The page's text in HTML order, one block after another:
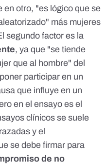
en otro, "es lógico que se
más mujeres
segundo factor es la
, ya que "se tiende
que al hombre" del
participar en un
que influye en un
en el ensayo es el
clínicos se suele
y el
se debe firmar para
de no